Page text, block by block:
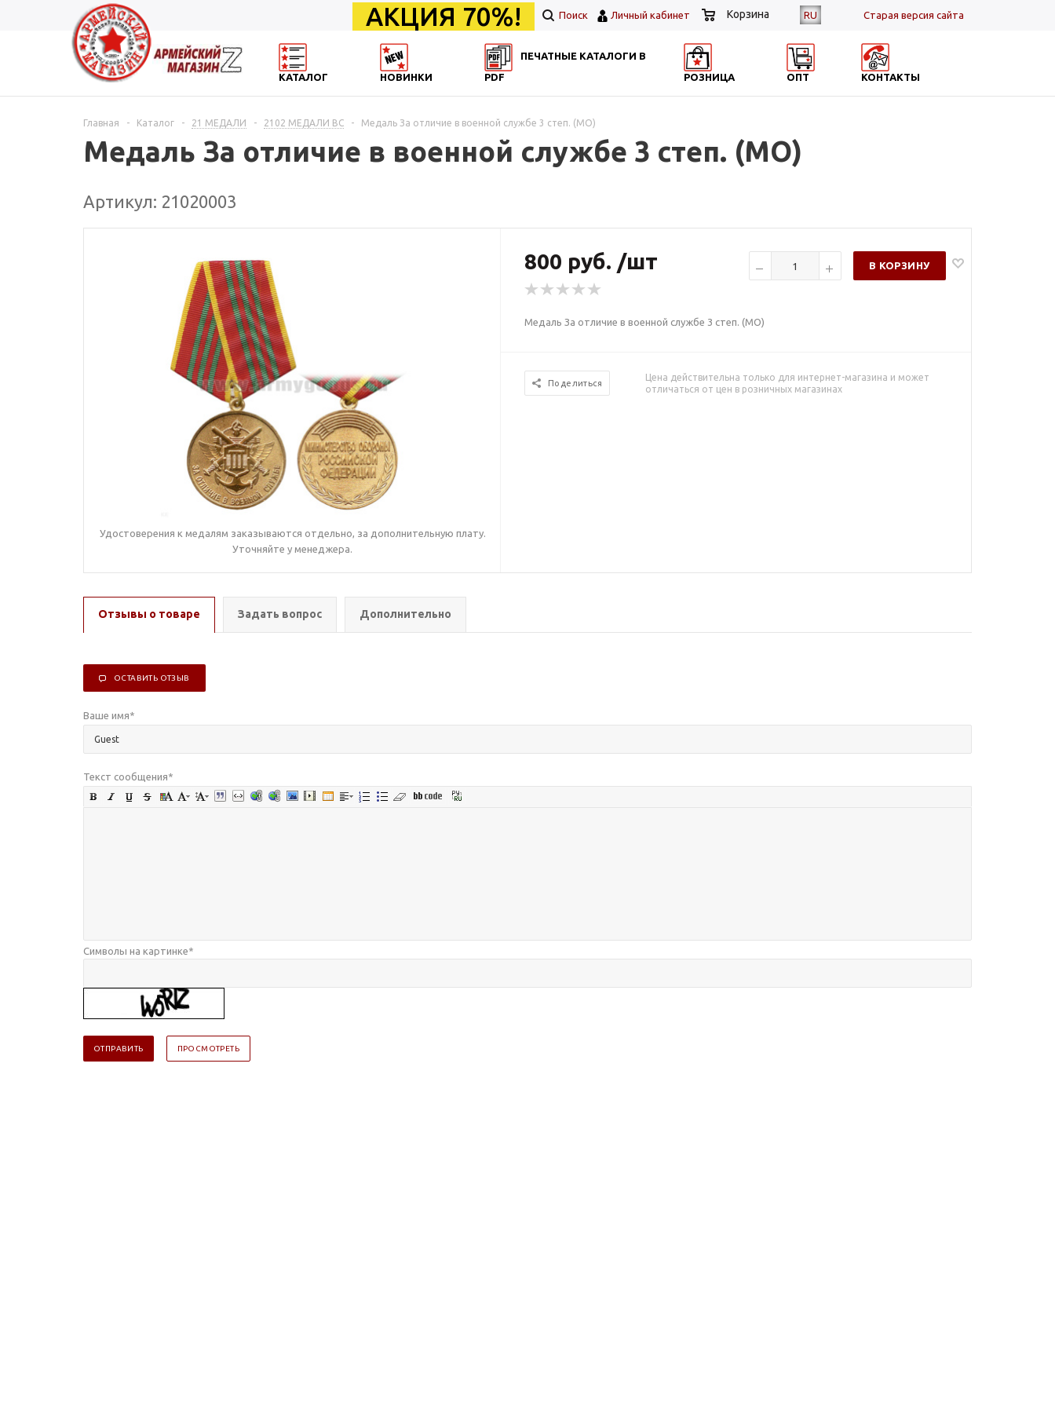
RU Cтарая версия сайта
АКЦИЯ 70%! Поиск Личный кабинет Корзина
КАТАЛОГ НОВИНКИ
ПЕЧАТНЫЕ КАТАЛОГИ В
PDF
РОЗНИЦА ОПТ КОНТАКТЫ
Главная - Каталог - 21 МЕДАЛИ - 2102 МЕДАЛИ ВС - Медаль За отличие в военной службе 3 степ. (МО)
Медаль За отличие в военной службе 3 степ. (МО)
Артикул: 21020003
Удостоверения к медалям заказываются отдельно, за дополнительную плату.
Уточняйте у менеджера.
800 руб. /шт В КОРЗИНУ
Медаль За отличие в военной службе 3 степ. (МО)
Поделиться
Цена действительна только для интернет-магазина и может
отличаться от цен в розничных магазинах
Отзывы о товаре Задать вопрос Дополнительно
ОСТАВИТЬ ОТЗЫВ
Ваше имя*
Текст сообщения*
Символы на картинке*